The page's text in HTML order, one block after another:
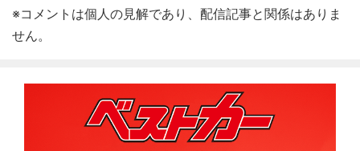
※コメントは個人の見解であり、配信記事と関係はありま
せん。